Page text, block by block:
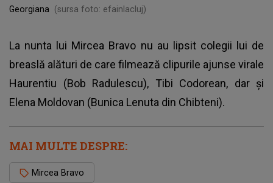
Georgiana
(sursa foto: efainlacluj)
La nunta lui Mircea Bravo nu au lipsit colegii lui de
breaslă alături de care filmează clipurile ajunse virale
Haurentiu (Bob Radulescu), Tibi Codorean, dar și
Elena Moldovan (Bunica Lenuta din Chibteni).
MAI MULTE DESPRE:
Mircea Bravo